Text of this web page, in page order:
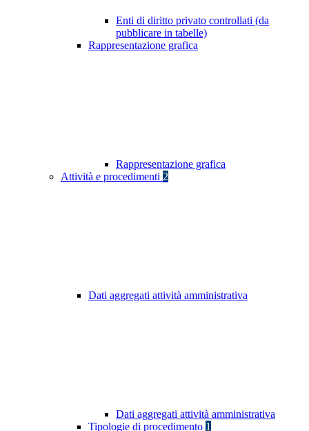
Enti di diritto privato controllati (da
pubblicare in tabelle)
Rappresentazione grafica
Rappresentazione grafica
Attività e procedimenti 2
Dati aggregati attività amministrativa
Dati aggregati attività amministrativa
Tipologie di procedimento 1